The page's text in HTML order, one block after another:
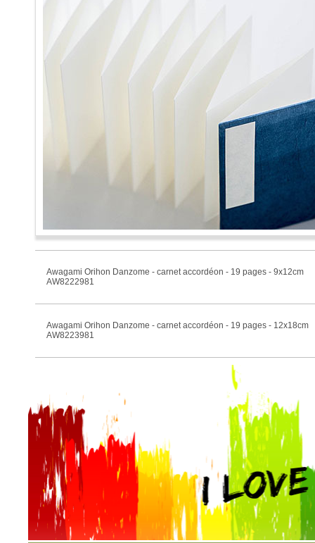
Awagami Orihon Danzome - carnet accordéon - 19 pages - 9x12cm
AW8222981
Awagami Orihon Danzome - carnet accordéon - 19 pages - 12x18cm
AW8223981